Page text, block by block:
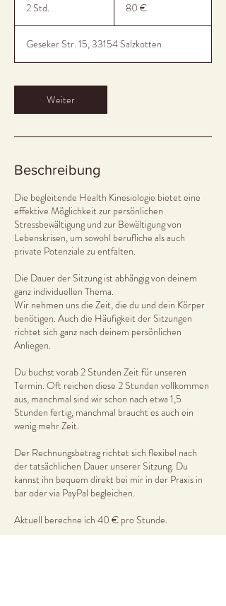
2 Std.
d
.
80 €
Geseker Str. 15, 33154 Salzkotten
Weiter
Beschreibung
Die begleitende Health Kinesiologie bietet eine
effektive Möglichkeit zur persönlichen
Stressbewältigung und zur Bewältigung von
Lebenskrisen, um sowohl berufliche als auch
private Potenziale zu entfalten.
Die Dauer der Sitzung ist abhängig von deinem
ganz individuellen Thema.
Wir nehmen uns die Zeit, die du und dein Körper
benötigen. Auch die Häufigkeit der Sitzungen
richtet sich ganz nach deinem persönlichen
Anliegen.
Du buchst vorab 2 Stunden Zeit für unseren
Termin. Oft reichen diese 2 Stunden vollkommen
aus, manchmal sind wir schon nach etwa 1,5
Stunden fertig, manchmal braucht es auch ein
wenig mehr Zeit.
Der Rechnungsbetrag richtet sich flexibel nach
der tatsächlichen Dauer unserer Sitzung. Du
kannst ihn bequem direkt bei mir in der Praxis in
bar oder via PayPal begleichen.
Aktuell berechne ich 40 € pro Stunde.